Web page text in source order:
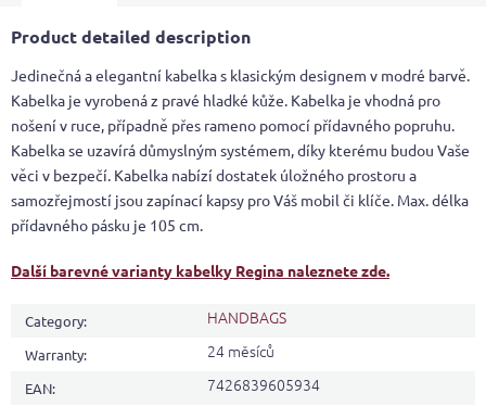
Product detailed description
Jedinečná a elegantní kabelka s klasickým designem v modré barvě.
Kabelka je vyrobená z pravé hladké kůže. Kabelka je vhodná pro
nošení v ruce, případně přes rameno pomocí přídavného popruhu.
Kabelka se uzavírá důmyslným systémem, díky kterému budou Vaše
věci v bezpečí. Kabelka nabízí dostatek úložného prostoru a
samozřejmostí jsou zapínací kapsy pro Váš mobil či klíče. Max. délka
přídavného pásku je 105 cm.
Další barevné varianty kabelky Regina naleznete zde.
Category: HANDBAGS
Warranty: 24 měsíců
EAN: 7426839605934